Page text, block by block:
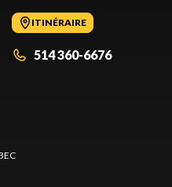
ITINÉRAIRE
514 360-6676